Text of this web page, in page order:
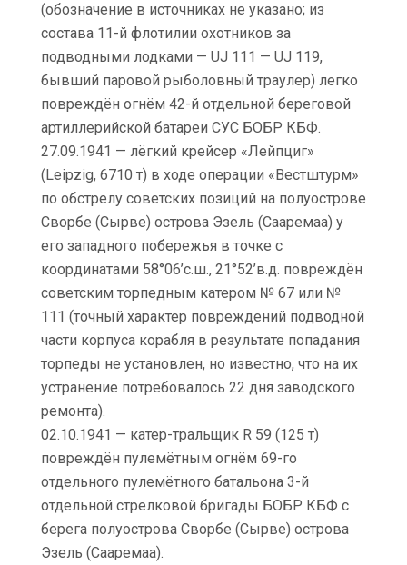
(обозначение в источниках не указано; из
состава 11-й флотилии охотников за
подводными лодками — UJ 111 — UJ 119,
бывший паровой рыболовный траулер) легко
повреждён огнём 42-й отдельной береговой
артиллерийской батареи СУС БОБР КБФ.
27.09.1941 — лёгкий крейсер «Лейпциг»
(Leipzig, 6710 т) в ходе операции «Вестштурм»
по обстрелу советских позиций на полуострове
Сворбе (Сырве) острова Эзель (Сааремаа) у
его западного побережья в точке с
координатами 58°06’с.ш., 21°52’в.д. повреждён
советским торпедным катером № 67 или №
111 (точный характер повреждений подводной
части корпуса корабля в результате попадания
торпеды не установлен, но известно, что на их
устранение потребовалось 22 дня заводского
ремонта).
02.10.1941 — катер-тральщик R 59 (125 т)
повреждён пулемётным огнём 69-го
отдельного пулемётного батальона 3-й
отдельной стрелковой бригады БОБР КБФ с
берега полуострова Сворбе (Сырве) острова
Эзель (Сааремаа).